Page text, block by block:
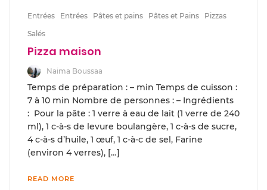
Entrées Entrées Pâtes et pains Pâtes et Pains
Pizzas
Salés
Pizza maison
Naima Boussaa
Temps de préparation : – min Temps de cuisson :
7 à 10 min Nombre de personnes : – Ingrédients
: Pour la pâte : 1 verre à eau de lait (1 verre de 240
ml), 1 c-à-s de levure boulangère, 1 c-à-s de sucre,
4 c-à-s d’huile, 1 œuf, 1 c-à-c de sel, Farine
(environ 4 verres), […]
READ MORE